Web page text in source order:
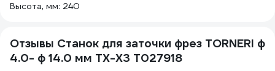
Высота, мм: 240
Отзывы Станок для заточки фрез TORNERI ф
4.0- ф 14.0 мм TX-X3 Т027918